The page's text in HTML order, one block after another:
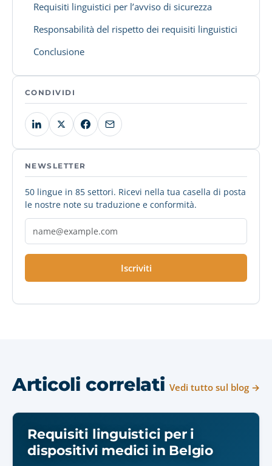
Requisiti linguistici per l’avviso di sicurezza
Responsabilità del rispetto dei requisiti linguistici
Conclusione
CONDIVIDI
NEWSLETTER
50 lingue in 85 settori. Ricevi nella tua casella di posta
le nostre note su traduzione e conformità.
Iscriviti
Articoli correlati Vedi tutto sul blog →
Requisiti linguistici per i
dispositivi medici in Belgio